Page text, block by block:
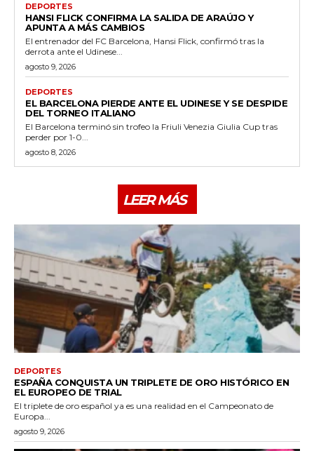
DEPORTES
HANSI FLICK CONFIRMA LA SALIDA DE ARAÚJO Y
APUNTA A MÁS CAMBIOS
El entrenador del FC Barcelona, Hansi Flick, confirmó tras la
derrota ante el Udinese...
agosto 9, 2026
DEPORTES
EL BARCELONA PIERDE ANTE EL UDINESE Y SE DESPIDE
DEL TORNEO ITALIANO
El Barcelona terminó sin trofeo la Friuli Venezia Giulia Cup tras
perder por 1-0...
agosto 8, 2026
LEER MÁS
DEPORTES
ESPAÑA CONQUISTA UN TRIPLETE DE ORO HISTÓRICO EN
EL EUROPEO DE TRIAL
El triplete de oro español ya es una realidad en el Campeonato de
Europa...
agosto 9, 2026